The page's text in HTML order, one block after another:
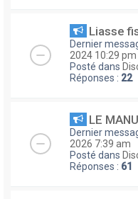
Liasse
Dernier
2024 10:29 pm
Posté dans
Réponses : 22
LE
Dernier
2026 7:39 am
Posté dans
Réponses : 61